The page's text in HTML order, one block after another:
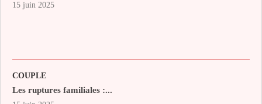
15 juin 2025
COUPLE
Les ruptures familiales :...